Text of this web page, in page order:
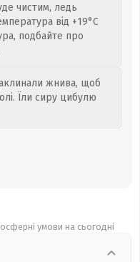
чистим, ледь
від +19°C
подбайте про
жнива, щоб
Їли сиру цибулю
умови на сьогодні